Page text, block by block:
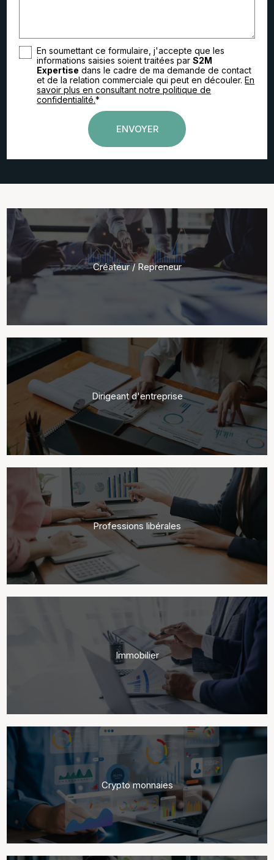
En soumettant ce formulaire, j'accepte que les
informations saisies soient traitées parS2M
Expertise dans le cadre de ma demande de contact
et de la relation commerciale qui peut en découler.En
savoir plus en consultant notre politique de
confidentialité.*
Créateur / Repreneur
Dirigeant d'entreprise
Professions libérales
Immobilier
Crypto monnaies